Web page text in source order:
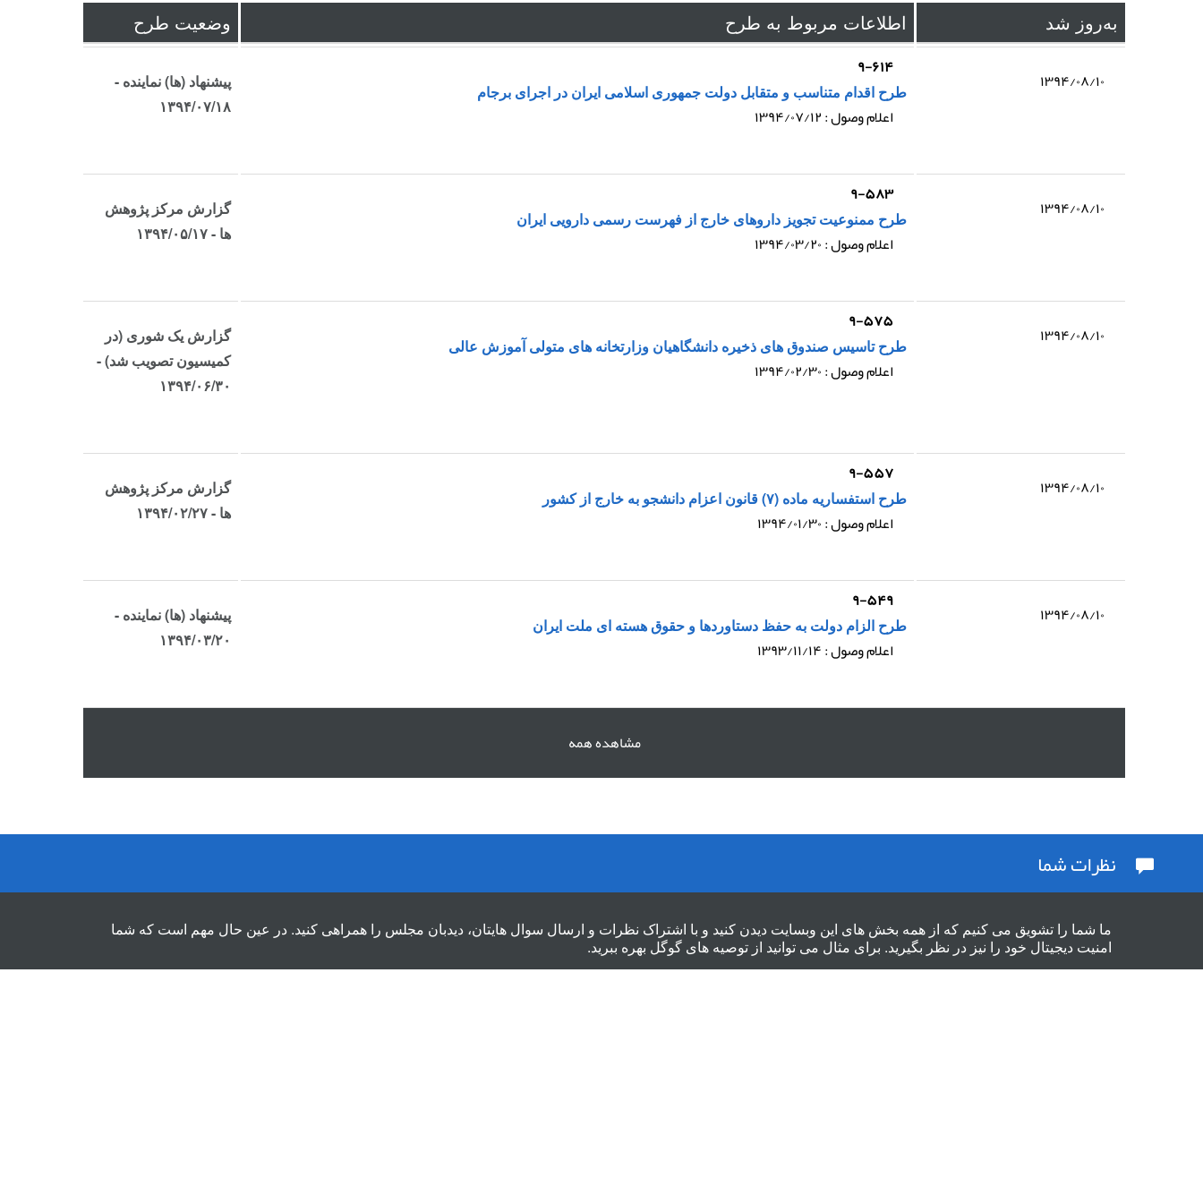
به‌روز شد اطلاعات مربوط به طرح وضعیت طرح
مشاهده همه
۱۳۹۴/۰۸/۱۰ ۹-۶۱۴
طرح اقدام متناسب و متقابل دولت جمهوری اسلامی ایران در اجرای برجام
اعلام وصول : ۱۳۹۴/۰۷/۱۲
پیشنهاد (ها) نماینده -
۱۳۹۴/۰۷/۱۸
۱۳۹۴/۰۸/۱۰ ۹-۵۸۳
طرح ممنوعیت تجویز داروهای خارج از فهرست رسمی دارویی ایران
اعلام وصول : ۱۳۹۴/۰۳/۲۰
گزارش مرکز پژوهش
ها - ۱۳۹۴/۰۵/۱۷
۱۳۹۴/۰۸/۱۰ ۹-۵۷۵
طرح تاسیس صندوق های ذخیره دانشگاهیان وزارتخانه های متولی آموزش عالی
اعلام وصول : ۱۳۹۴/۰۲/۳۰
گزارش یک شوری (در
کمیسیون تصویب شد) -
۱۳۹۴/۰۶/۳۰
۱۳۹۴/۰۸/۱۰ ۹-۵۵۷
طرح استفساریه ماده (۷) قانون اعزام دانشجو به خارج از کشور
اعلام وصول : ۱۳۹۴/۰۱/۳۰
گزارش مرکز پژوهش
ها - ۱۳۹۴/۰۲/۲۷
۱۳۹۴/۰۸/۱۰ ۹-۵۴۹
طرح الزام دولت به حفظ دستاوردها و حقوق هسته ای ملت ایران
اعلام وصول : ۱۳۹۳/۱۱/۱۴
پیشنهاد (ها) نماینده -
۱۳۹۴/۰۳/۲۰
نظرات شما
ما شما را تشویق می کنیم که از همه بخش های این وبسایت دیدن کنید و با اشتراک نظرات و ارسال سوال هایتان، دیدبان مجلس را همراهی کنید. در عین حال مهم است که شما
امنیت دیجیتال خود را نیز در نظر بگیرید. برای مثال می توانید از توصیه های گوگل بهره ببرید.